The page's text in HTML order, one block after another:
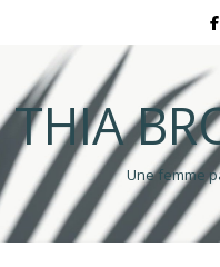
THIA
Une femme